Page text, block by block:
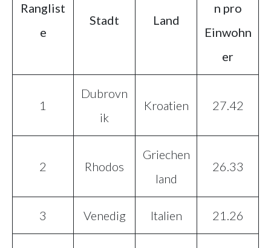
Ranglist
e
Stadt Land
n pro
Einwohn
er
1
Dubrovn
ik
Kroatien 27.42
2 Rhodos
Griechen
land
26.33
3 Venedig Italien 21.26